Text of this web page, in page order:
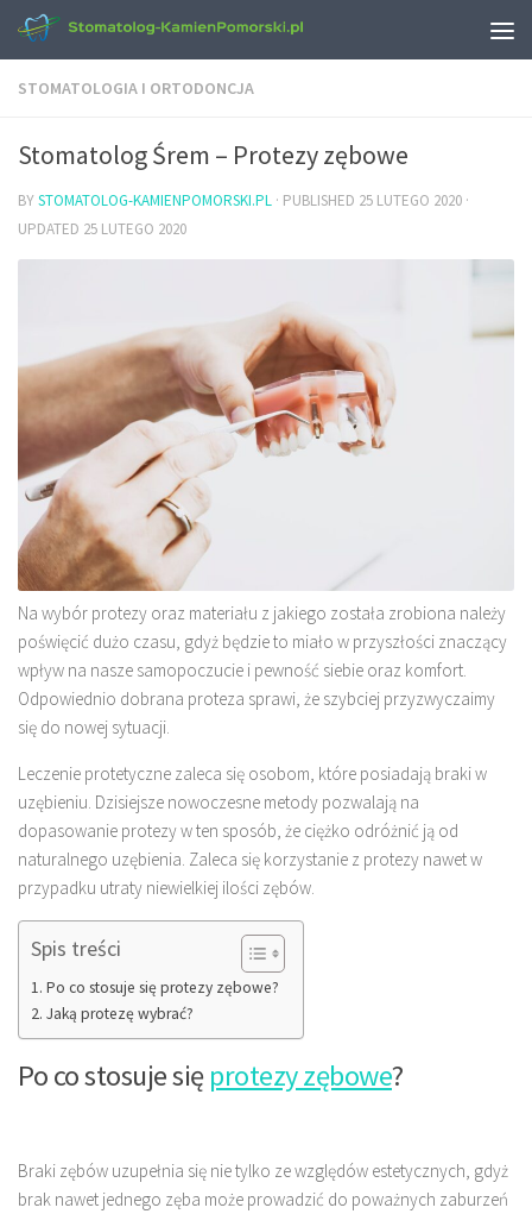
STOMATOLOGIA I ORTODONCJA
Stomatolog Śrem – Protezy zębowe
BYSTOMATOLOG-KAMIENPOMORSKI.PL · PUBLISHED 25 LUTEGO 2020 ·
UPDATED 25 LUTEGO 2020
Na wybór protezy oraz materiału z jakiego została zrobiona należy
poświęcić dużo czasu, gdyż będzie to miało w przyszłości znaczący
wpływ na nasze samopoczucie i pewność siebie oraz komfort.
Odpowiednio dobrana proteza sprawi, że szybciej przyzwyczaimy
się do nowej sytuacji.
Leczenie protetyczne zaleca się osobom, które posiadają braki w
uzębieniu. Dzisiejsze nowoczesne metody pozwalają na
dopasowanie protezy w ten sposób, że ciężko odróżnić ją od
naturalnego uzębienia. Zaleca się korzystanie z protezy nawet w
przypadku utraty niewielkiej ilości zębów.
Spis treści
Po co stosuje się protezy zębowe?
Jaką protezę wybrać?
Po co stosuje sięprotezy zębowe?
Braki zębów uzupełnia się nie tylko ze względów estetycznych, gdyż
brak nawet jednego zęba może prowadzić do poważnych zaburzeń